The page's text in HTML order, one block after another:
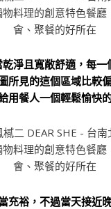
淨且寬敞舒適，每一
所見的這個區域比較
用餐人一個輕鬆愉快
充裕，不過當天接近